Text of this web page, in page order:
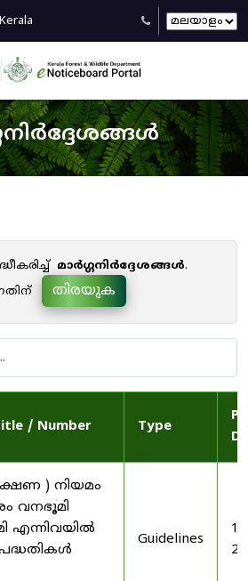
മാർഗ്ഗനിർദ്ദേശങ്ങൾ.
തിരയുക
/ Number Type
) നിയമം
വനഭൂമി
എന്നിവയിൽ
Guidelines